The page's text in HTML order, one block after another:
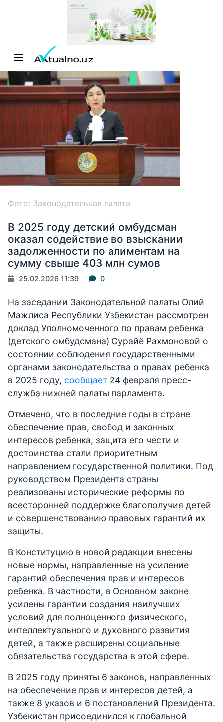
Фото: Законодательная палата
В 2025 году детский омбудсман
оказал содействие во взыскании
задолженности по алиментам на
сумму свыше 403 млн сумов
25.02.2026 11:39 0
На заседании Законодательной палаты Олий
Мажлиса Республики Узбекистан рассмотрен
доклад Уполномоченного по правам ребенка
(детского омбудсмана) Сурайё Рахмоновой о
состоянии соблюдения государственными
органами законодательства о правах ребенка
в 2025 году, сообщает 24 февраля пресс-
служба нижней палаты парламента.
Отмечено, что в последние годы в стране
обеспечение прав, свобод и законных
интересов ребенка, защита его чести и
достоинства стали приоритетным
направлением государственной политики. Под
руководством Президента страны
реализованы исторические реформы по
всесторонней поддержке благополучия детей
и совершенствованию правовых гарантий их
защиты.
В Конституцию в новой редакции внесены
новые нормы, направленные на усиление
гарантий обеспечения прав и интересов
ребенка. В частности, в Основном законе
усилены гарантии создания наилучших
условий для полноценного физического,
интеллектуального и духовного развития
детей, а также расширены социальные
обязательства государства в этой сфере.
В 2025 году приняты 6 законов, направленных
на обеспечение прав и интересов детей, а
также 8 указов и 6 постановлений Президента.
Узбекистан присоединился к глобальной